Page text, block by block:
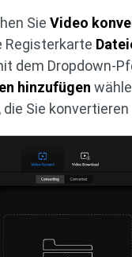
Sie Video
Registerkarte
dem Dropdown-
hinzufügen
Sie